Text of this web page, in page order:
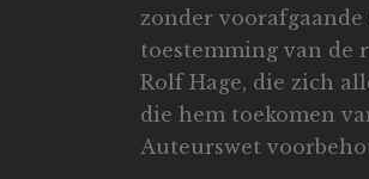
zonder
toestemming van de
Rolf Hage, die zich
die hem toekomen
Auteurswet